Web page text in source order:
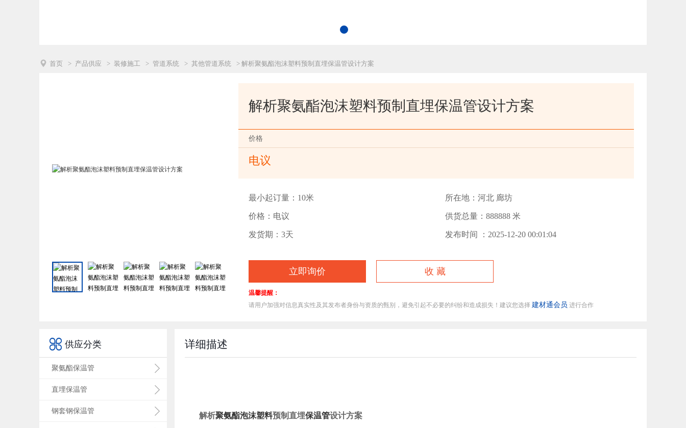
 首页 > 产品供应 > 装修施工 > 管道系统 > 其他管道系统 > 解析聚氨酯泡沫塑料预制直埋保温管设计方案
解析聚氨酯泡沫塑料预制直埋保温管设计方案
价格
电议
最小起订量：10米 所在地：河北 廊坊
价格：电议 供货总量：888888 米
发货期：3天 发布时间 ：2025-12-20 00:01:04
立即询价 收 藏
温馨提醒：
请用户加强对信息真实性及其发布者身份与资质的甄别，避免引起不必要的纠纷和造成损失！建议您选择 建材通会员 进行合作
详细描述
解析聚氨酯泡沫塑料预制直埋保温管设计方案
 供应分类
聚氨酯保温管
直埋保温管
钢套钢保温管